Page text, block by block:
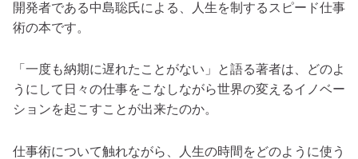
開発者である中島聡氏による、人生を制するスピード仕事
術の本です。
「一度も納期に遅れたことがない」と語る著者は、どのよ
うにして日々の仕事をこなしながら世界の変えるイノベー
ションを起こすことが出来たのか。
仕事術について触れながら、人生の時間をどのように使う